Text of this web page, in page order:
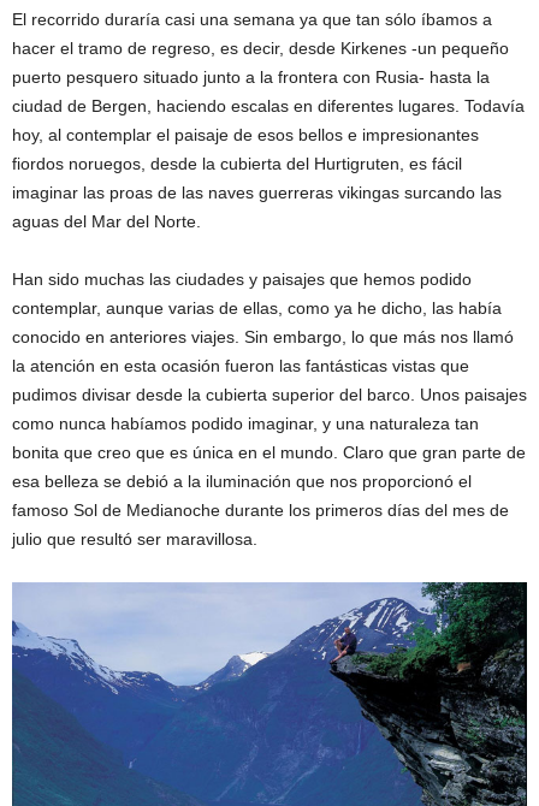
El recorrido duraría casi una semana ya que tan sólo íbamos a
hacer el tramo de regreso, es decir, desde Kirkenes -un pequeño
puerto pesquero situado junto a la frontera con Rusia- hasta la
ciudad de Bergen, haciendo escalas en diferentes lugares. Todavía
hoy, al contemplar el paisaje de esos bellos e impresionantes
fiordos noruegos, desde la cubierta del Hurtigruten, es fácil
imaginar las proas de las naves guerreras vikingas surcando las
aguas del Mar del Norte.
Han sido muchas las ciudades y paisajes que hemos podido
contemplar, aunque varias de ellas, como ya he dicho, las había
conocido en anteriores viajes. Sin embargo, lo que más nos llamó
la atención en esta ocasión fueron las fantásticas vistas que
pudimos divisar desde la cubierta superior del barco. Unos paisajes
como nunca habíamos podido imaginar, y una naturaleza tan
bonita que creo que es única en el mundo. Claro que gran parte de
esa belleza se debió a la iluminación que nos proporcionó el
famoso Sol de Medianoche durante los primeros días del mes de
julio que resultó ser maravillosa.